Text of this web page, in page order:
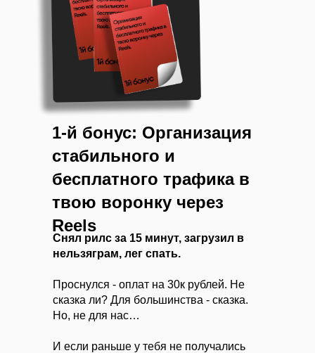
Снял рилс за 15 минут, загрузил в
нельзяграм, лег спать.
Проснулся - оплат на 30к рублей. Не
сказка ли? Для большинства - сказка.
Но, не для нас…
И если раньше у тебя не получались
1-й бонус: Организация
стабильного и
бесплатного трафика в
твою воронку через
Reels